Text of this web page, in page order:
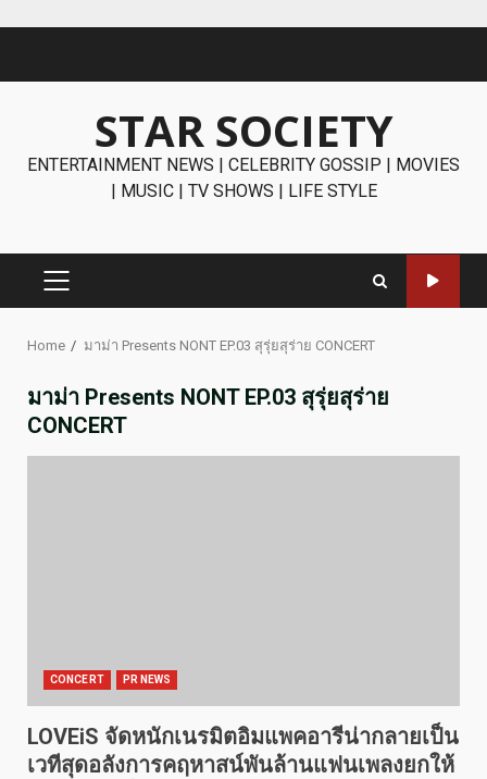
STAR SOCIETY
ENTERTAINMENT NEWS | CELEBRITY GOSSIP | MOVIES
| MUSIC | TV SHOWS | LIFE STYLE
PRIMARY
Home มาม่า Presents NONT EP.03 สุรุ่ยสุร่าย CONCERT
มาม่า Presents NONT EP.03 สุรุ่ยสุร่าย
CONCERT
CONCERT PR NEWS
LOVEiS จัดหนักเนรมิตอิมแพคอารีน่ากลายเป็น
เวทีสุดอลังการคฤหาสน์พันล้านแฟนเพลงยกให้